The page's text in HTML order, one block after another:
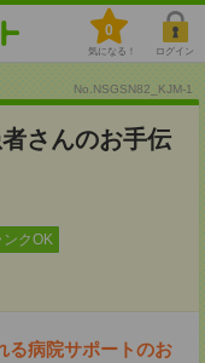
0
気になる！ ログイン
No.NSGSN82_KJM-1
さんのお手伝
ンクOK
る病院サポートのお